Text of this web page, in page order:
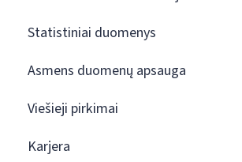
Statistiniai duomenys
Asmens duomenų apsauga
Viešieji pirkimai
Karjera